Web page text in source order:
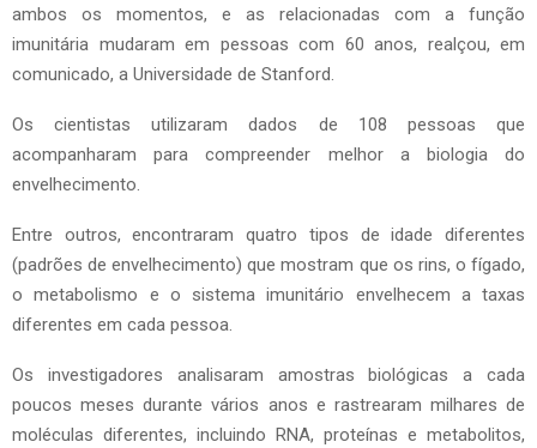
ambos os momentos, e as relacionadas com a função
imunitária mudaram em pessoas com 60 anos, realçou, em
comunicado, a Universidade de Stanford.
Os cientistas utilizaram dados de 108 pessoas que
acompanharam para compreender melhor a biologia do
envelhecimento.
Entre outros, encontraram quatro tipos de idade diferentes
(padrões de envelhecimento) que mostram que os rins, o fígado,
o metabolismo e o sistema imunitário envelhecem a taxas
diferentes em cada pessoa.
Os investigadores analisaram amostras biológicas a cada
poucos meses durante vários anos e rastrearam milhares de
moléculas diferentes, incluindo RNA, proteínas e metabolitos,